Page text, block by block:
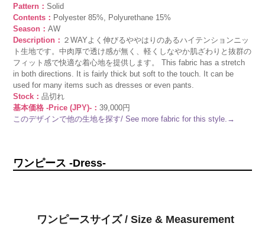
Pattern：Solid
Contents： Polyester 85%, Polyurethane 15%
Season：AW
Description： ２WAYよく伸びるややはりのあるハイテンションニッ
ト生地です。中肉厚で透け感が無く、軽くしなやか肌ざわりと抜群の
フィット感で快適な着心地を提供します。 This fabric has a stretch
in both directions. It is fairly thick but soft to the touch. It can be
used for many items such as dresses or even pants.
Stock：品切れ
基本価格 -Price (JPY)-：39,000円
このデザインで他の生地を探す/ See more fabric for this style.→
ワンピース -Dress-
ワンピースサイズ / Size & Measurement